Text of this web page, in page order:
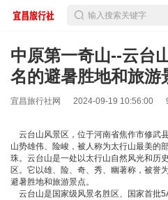
输入搜索关键字
中原第一奇山--云台
名的避暑胜地和旅游
宜昌旅行社网 2024-09-19 10:56:00
云台山风景区，位于河南省焦作市修武
山势雄伟、险峻，被人称为太行山最美的
珠。云台山是一处以太行山自然风光和历
区。它以雄、险、奇、秀、幽著称，被誉
避暑胜地和旅游景点。
云台山是国家级风景名胜区、国家首批